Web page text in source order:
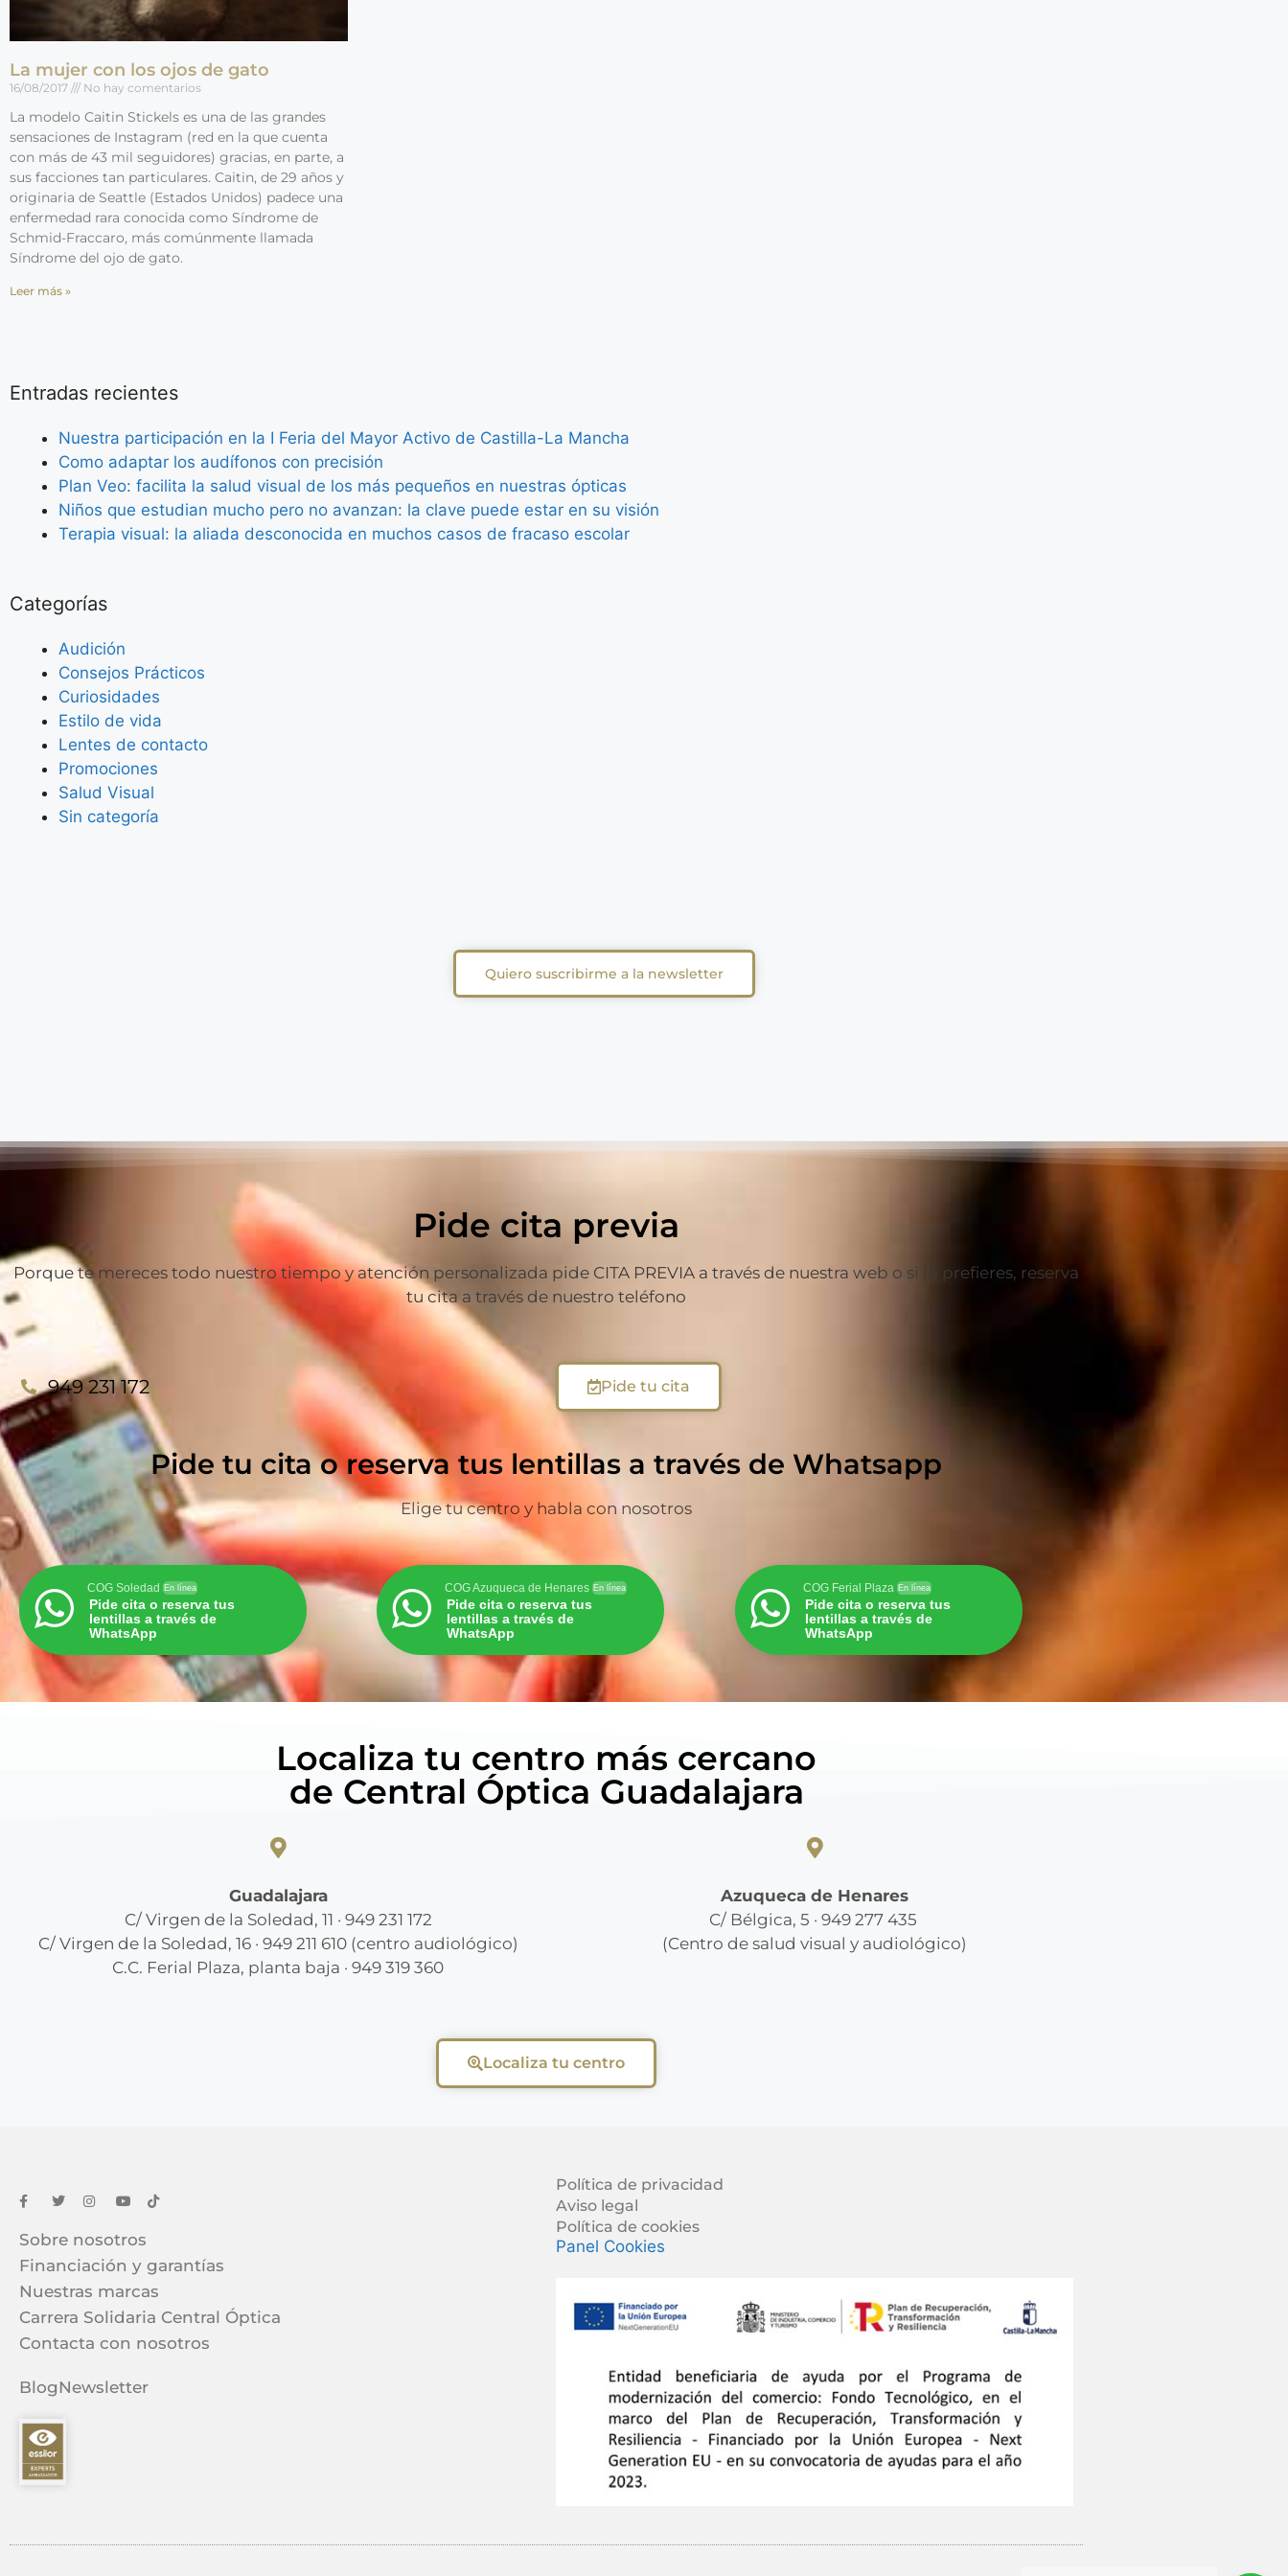
La mujer con los ojos de gato
16/08/2017 No hay comentarios
La modelo Caitin Stickels es una de las grandes
sensaciones de Instagram (red en la que cuenta
con más de 43 mil seguidores) gracias, en parte, a
sus facciones tan particulares. Caitin, de 29 años y
originaria de Seattle (Estados Unidos) padece una
enfermedad rara conocida como Síndrome de
Schmid-Fraccaro, más comúnmente llamada
Síndrome del ojo de gato.
Leer más »
Entradas recientes
Nuestra participación en la I Feria del Mayor Activo de Castilla-La Mancha
Como adaptar los audífonos con precisión
Plan Veo: facilita la salud visual de los más pequeños en nuestras ópticas
Niños que estudian mucho pero no avanzan: la clave puede estar en su visión
Terapia visual: la aliada desconocida en muchos casos de fracaso escolar
Categorías
Audición
Consejos Prácticos
Curiosidades
Estilo de vida
Lentes de contacto
Promociones
Salud Visual
Sin categoría
Quiero suscribirme a la newsletter
Pide cita previa
Porque te mereces todo nuestro tiempo y atención personalizada pide CITA PREVIA a través de nuestra web o si lo prefieres, reserva
tu cita a través de nuestro teléfono
949 231 172 Pide tu cita
Pide tu cita o reserva tus lentillas a través de Whatsapp
Elige tu centro y habla con nosotros
COG Soledad En línea
Pide cita o reserva tus
lentillas a través de
WhatsApp
COG Azuqueca de Henares En línea
Pide cita o reserva tus
lentillas a través de
WhatsApp
COG Ferial Plaza En línea
Pide cita o reserva tus
lentillas a través de
WhatsApp
Localiza tu centro más cercano
de Central Óptica Guadalajara
Guadalajara
C/ Virgen de la Soledad, 11 · 949 231 172
C/ Virgen de la Soledad, 16 · 949 211 610 (centro audiológico)
C.C. Ferial Plaza, planta baja · 949 319 360
Azuqueca de Henares
C/ Bélgica, 5 · 949 277 435
(Centro de salud visual y audiológico)
Localiza tu centro
Sobre nosotros
Financiación y garantías
Nuestras marcas
Carrera Solidaria Central Óptica
Contacta con nosotros
BlogNewsletter
Política de privacidad
Aviso legal
Política de cookies
Panel Cookies